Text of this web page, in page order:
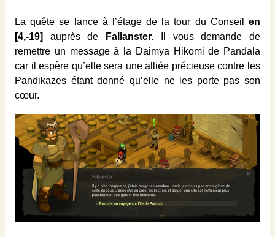
La quête se lance à l’étage de la tour du Conseil en
[4,-19]
auprès de Fallanster. Il vous demande de
remettre un message à la Daimya Hikomi de Pandala
car il espère qu’elle sera une alliée précieuse contre les
Pandikazes étant donné qu’elle ne les porte pas son
cœur.